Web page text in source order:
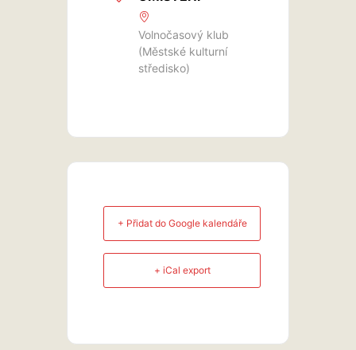
Volnočasový klub
(Městské kulturní
středisko)
+ Přidat do Google kalendáře
+ iCal export